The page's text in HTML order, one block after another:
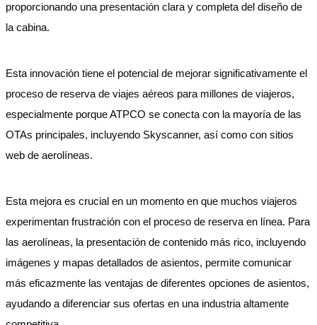
proporcionando una presentación clara y completa del diseño de
la cabina.
Esta innovación tiene el potencial de mejorar significativamente el
proceso de reserva de viajes aéreos para millones de viajeros,
especialmente porque ATPCO se conecta con la mayoría de las
OTAs principales, incluyendo Skyscanner, así como con sitios
web de aerolíneas.
Esta mejora es crucial en un momento en que muchos viajeros
experimentan frustración con el proceso de reserva en línea. Para
las aerolíneas, la presentación de contenido más rico, incluyendo
imágenes y mapas detallados de asientos, permite comunicar
más eficazmente las ventajas de diferentes opciones de asientos,
ayudando a diferenciar sus ofertas en una industria altamente